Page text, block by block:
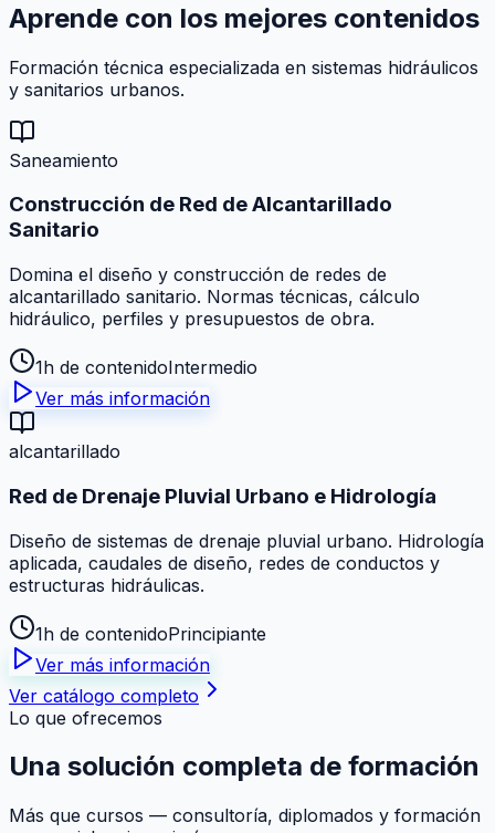
Aprende con los mejores contenidos
Formación técnica especializada en sistemas hidráulicos
y sanitarios urbanos.
Saneamiento
Construcción de Red de Alcantarillado
Sanitario
Domina el diseño y construcción de redes de
alcantarillado sanitario. Normas técnicas, cálculo
hidráulico, perfiles y presupuestos de obra.
1h de contenidoIntermedio
Ver más información
alcantarillado
Red de Drenaje Pluvial Urbano e Hidrología
Diseño de sistemas de drenaje pluvial urbano. Hidrología
aplicada, caudales de diseño, redes de conductos y
estructuras hidráulicas.
1h de contenidoPrincipiante
Ver más información
Ver catálogo completo
Lo que ofrecemos
Una solución completa de formación
Más que cursos — consultoría, diplomados y formación